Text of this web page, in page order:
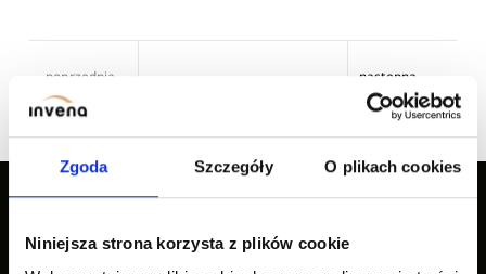
Zgoda Szczegóły O plikach cookies
Niniejsza strona korzysta z plików cookie
poprzednia
strona
następna
strona
Nasze inspiracje